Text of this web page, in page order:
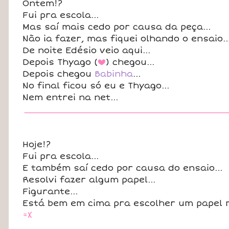
Ontem!?
Fui pra escola...
Mas saí mais cedo por causa da peça...
Não ia fazer, mas fiquei olhando o
De noite Edésio veio aqui...
Depois Thyago (b) chegou...
Depois chegou Babinha...
No final ficou só eu e Thyago...
Nem entrei na net...
Hoje!?
Fui pra escola...
E também saí cedo por causa do ensaio...
Resolvi fazer algum papel...
Figurante...
Está bem em cima pra escolher um papel
=X